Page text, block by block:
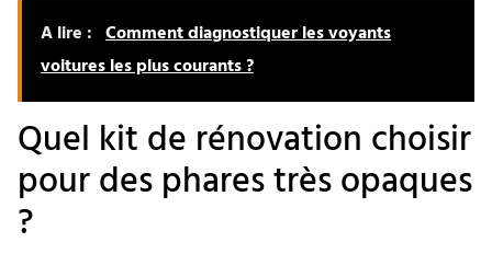
A lire : Comment diagnostiquer les voyants
voitures les plus courants ?
Quel kit de rénovation choisir
pour des phares très opaques
?